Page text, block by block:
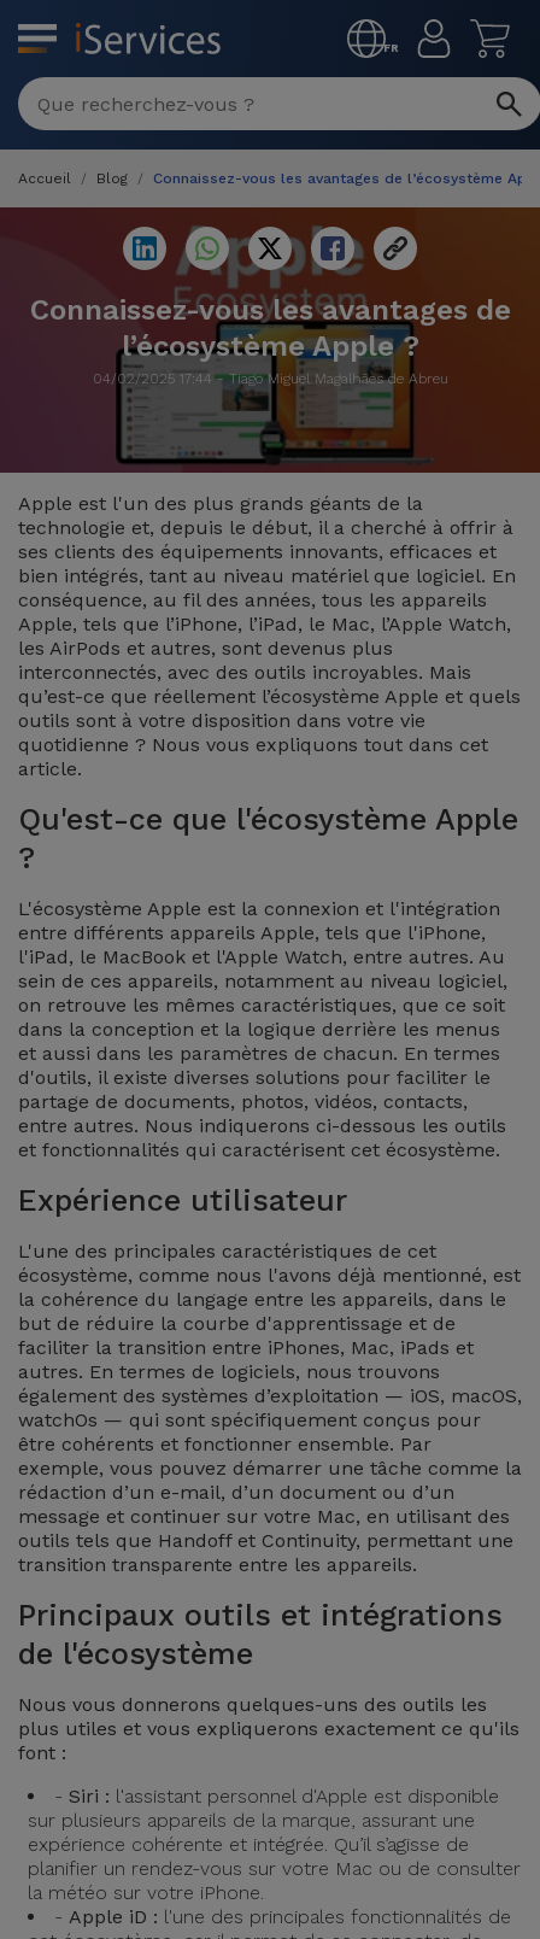
FR
MENU
Réparation
Multimarque
Différentes
iPhone
/ iMac
Watch
Samsung
Xiaomi
Huawei
Oppo
Google
Dyson
TCL
Autres
tout
Reconditionnés
MacBooks
Reconditionnés
Apple Watch
Reconditionnés
Samsungs
Reconditionnés
iMacs
Reconditionnés
Reconditionnées
Voir
tout
Drones
Nouveautés
Câbles
Adaptateurs
Coques et
Protections
d'Écran
Batteries
Ecouteurs
et
Enceintes
Montres
Connectées
et
Bracelets
Chaînes
Téléphone
Gadgets
Hygiène
et
Maison
Portefeuilles,
Étuis et Sacs
Traceurs et
Accessoires
Mobilité,
Auto et
Vélo
Accessoires
d'ordinateur
Accessoires
Magasins
Promotions
Reprises
Accueil Blog Connaissez-vous les avantages de l’écosystème
Connaissez-vous les avantages de
l’écosystème Apple ?
04/02/2025 17:44 - Tiago Miguel Magalhães de Abreu
Apple est l'un des plus grands géants de la
technologie et, depuis le début, il a cherché à offrir à
ses clients des équipements innovants, efficaces et
bien intégrés, tant au niveau matériel que logiciel. En
conséquence, au fil des années, tous les appareils
Apple, tels que l’iPhone, l’iPad, le Mac, l’Apple Watch,
les AirPods et autres, sont devenus plus
interconnectés, avec des outils incroyables. Mais
qu’est-ce que réellement l’écosystème Apple et quels
outils sont à votre disposition dans votre vie
quotidienne ? Nous vous expliquons tout dans cet
article.
Qu'est-ce que l'écosystème Apple
?
L'écosystème Apple est la connexion et l'intégration
entre différents appareils Apple, tels que l'iPhone,
l'iPad, le MacBook et l'Apple Watch, entre autres. Au
sein de ces appareils, notamment au niveau logiciel,
on retrouve les mêmes caractéristiques, que ce soit
dans la conception et la logique derrière les menus
et aussi dans les paramètres de chacun. En termes
d'outils, il existe diverses solutions pour faciliter le
partage de documents, photos, vidéos, contacts,
entre autres. Nous indiquerons ci-dessous les outils
et fonctionnalités qui caractérisent cet écosystème.
Expérience utilisateur
L'une des principales caractéristiques de cet
écosystème, comme nous l'avons déjà mentionné, est
la cohérence du langage entre les appareils, dans le
but de réduire la courbe d'apprentissage et de
faciliter la transition entre iPhones, Mac, iPads et
autres. En termes de logiciels, nous trouvons
également des systèmes d’exploitation — iOS, macOS,
watchOs — qui sont spécifiquement conçus pour
être cohérents et fonctionner ensemble. Par
exemple, vous pouvez démarrer une tâche comme la
rédaction d’un e-mail, d’un document ou d’un
message et continuer sur votre Mac, en utilisant des
outils tels que Handoff et Continuity, permettant une
transition transparente entre les appareils.
Principaux outils et intégrations
de l'écosystème
Nous vous donnerons quelques-uns des outils les
plus utiles et vous expliquerons exactement ce qu'ils
font :
- Siri : l'assistant personnel d'Apple est disponible
sur plusieurs appareils de la marque, assurant une
expérience cohérente et intégrée. Qu’il s’agisse de
planifier un rendez-vous sur votre Mac ou de consulter
la météo sur votre iPhone.
- Apple iD : l'une des principales fonctionnalités de